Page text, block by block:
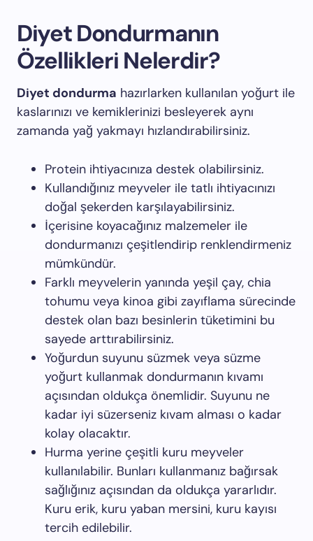
Diyet Dondurmanın
Özellikleri Nelerdir?
Diyet dondurma hazırlarken kullanılan yoğurt ile
kaslarınızı ve kemiklerinizi besleyerek aynı
zamanda yağ yakmayı hızlandırabilirsiniz.
Protein ihtiyacınıza destek olabilirsiniz.
Kullandığınız meyveler ile tatlı ihtiyacınızı
doğal şekerden karşılayabilirsiniz.
İçerisine koyacağınız malzemeler ile
dondurmanızı çeşitlendirip renklendirmeniz
mümkündür.
Farklı meyvelerin yanında yeşil çay, chia
tohumu veya kinoa gibi zayıflama sürecinde
destek olan bazı besinlerin tüketimini bu
sayede arttırabilirsiniz.
Yoğurdun suyunu süzmek veya süzme
yoğurt kullanmak dondurmanın kıvamı
açısından oldukça önemlidir. Suyunu ne
kadar iyi süzerseniz kıvam alması o kadar
kolay olacaktır.
Hurma yerine çeşitli kuru meyveler
kullanılabilir. Bunları kullanmanız bağırsak
sağlığınız açısından da oldukça yararlıdır.
Kuru erik, kuru yaban mersini, kuru kayısı
tercih edilebilir.